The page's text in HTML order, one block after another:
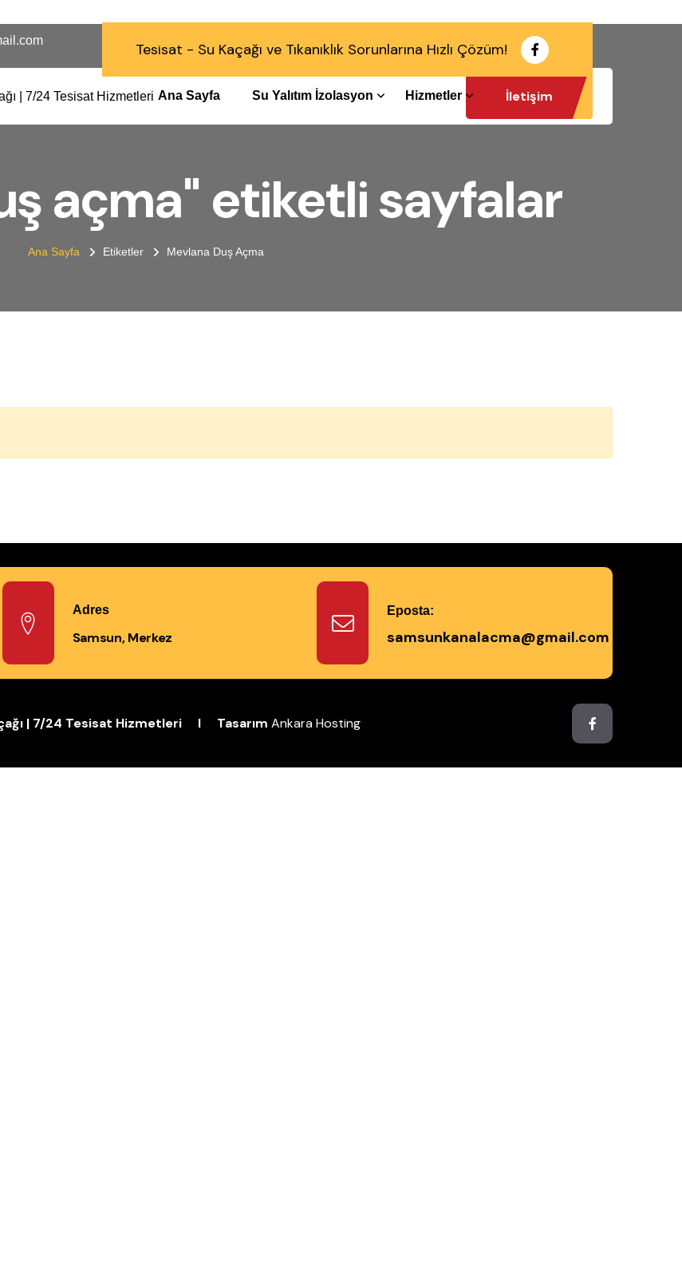
Tesisat - Su Kaçağı ve Tıkanıklık Sorunlarına Hızlı Çözüm!
Ana Sayfa Su Yalıtım İzolasyon Hizmetler İletişim
açma" etiketli sayfalar
Ana Sayfa Etiketler Mevlana Duş Açma
Adres
Samsun, Merkez
Eposta:
samsunkanalacma@gmail.com
| 7/24 Tesisat Hizmetleri I Tasarım Ankara Hosting